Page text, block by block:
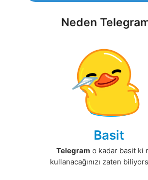
Neden
Basit
Telegram o kadar basit ki
kullanacağınızı zaten